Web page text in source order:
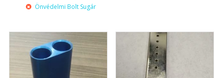
Önvédelmi Bolt Sugár